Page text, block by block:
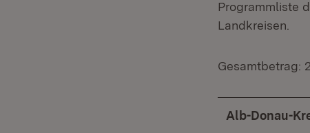
Programmliste
Landkreisen.
Gesamtbetrag:
Alb-Donau-